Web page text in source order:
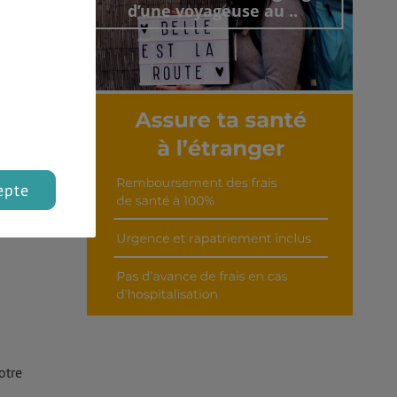
d’une voyageuse au ..